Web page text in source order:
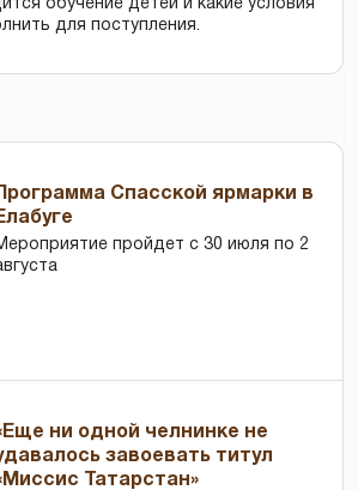
обучение детей и какие условия
для поступления.
Программа Спасской ярмарки в
пройдет с 30 июля по 2
ни одной челнинке не
завоевать титул
Татарстан»